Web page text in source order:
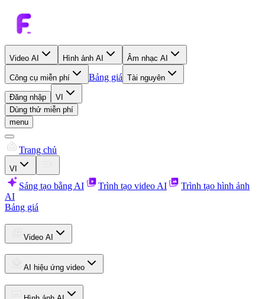
Video AI Hình ảnh AI Âm nhạc AI
Công cụ miễn phí Bảng giá Tài nguyên
Đăng nhập
VI
Dùng thử miễn phí
menu
Trang chủ
VI
Sáng tạo bằng AI Trình tạo video AI
Trình tạo hình ảnh
AI
Bảng giá
Video AI
AI hiệu ứng video